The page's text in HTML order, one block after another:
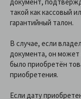
такой как кассовый
гарантийный талон.
В случае, если
документа, он может
было приобретён
приобретения.
Если дату